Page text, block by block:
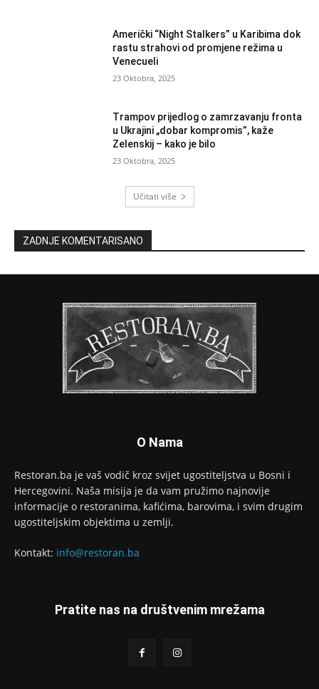
Američki “Night Stalkers” u Karibima dok
rastu strahovi od promjene režima u
Venecueli
23 Oktobra, 2025
Trampov prijedlog o zamrzavanju fronta
u Ukrajini „dobar kompromis”, kaže
Zelenskij – kako je bilo
23 Oktobra, 2025
Učitati više
ZADNJE KOMENTARISANO
O Nama
Restoran.ba je vaš vodič kroz svijet ugostiteljstva u Bosni i
Hercegovini. Naša misija je da vam pružimo najnovije
informacije o restoranima, kafićima, barovima, i svim drugim
ugostiteljskim objektima u zemlji.
Kontakt: info@restoran.ba
Pratite nas na društvenim mrežama